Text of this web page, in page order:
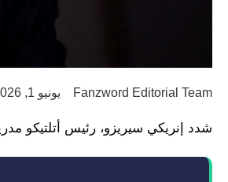
Fanzword Editorial Team يونيو 1, 2026
شدد إنريكي سيريزو، رئيس أتلتيكو